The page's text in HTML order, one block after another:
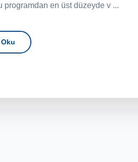
programdan en üst düzeyde v ...